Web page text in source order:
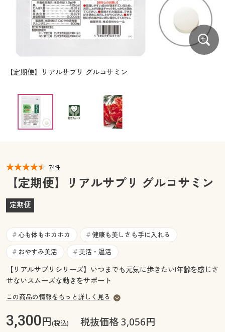
大きいサイズ レディース下着
シークレットセール
商品カテゴリ一覧
カタログ・チラシからのご注文
デジタルカタログ
カタログ無料プレゼント
マイページ
閲覧履歴
お気に入り
サポート
ご利用ガイド
大きいサイズ メンズ
カタログ
カタログ・チラシからのご注文
カタログ無料プレゼント
会員メニュー
閲覧履歴
お気に入り
ご利用ガイド
よくある質問とお問い合わせ
【定期便】リアルサプリ グルコサミン
74件
【定期便】リアルサプリ グルコサミン
定期便
# 心も体もホカホカ # 健康も美しさも手に入れる
# おやすみ美活 # 美活・温活
【リアルサプリシリーズ】いつまでも元気に歩きたい!年齢を感じさ
せないスムーズな動きをサポート
この商品の情報をもっと詳しく見る
3,300円(税込) 税抜価格 3,056円